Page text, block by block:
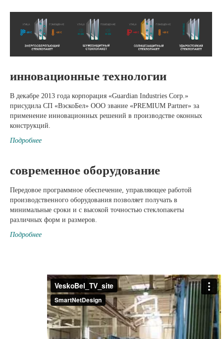
инновационные технологии
В декабре 2013 года корпорация «Guardian Industries Corp.»
присудила СП «ВэскоБел» ООО звание «PREMIUM Partner» за
применение инновационных решений в производстве оконных
конструкций.
Подробнее
современное оборудование
Передовое программное обеспечение, управляющее работой
производственного оборудования позволяет получать в
минимальные сроки и с высокой точностью стеклопакеты
различных форм и размеров.
Подробнее